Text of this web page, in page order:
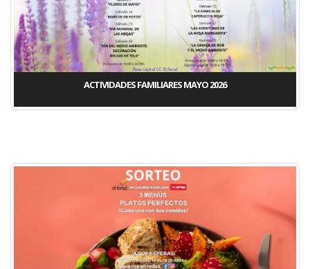
ACTIVIDADES FAMILIARES MAYO 2026